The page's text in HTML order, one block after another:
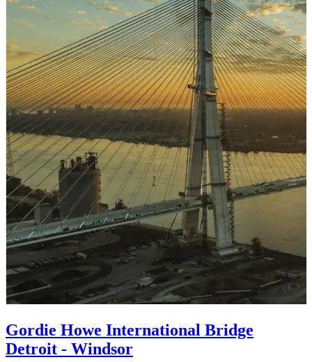
Gordie Howe International Bridge
Detroit - Windsor